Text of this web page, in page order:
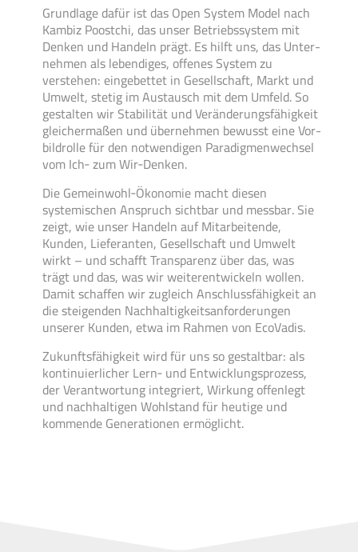
Grund­lage dafür ist das Open System Model nach
Kambiz Poostchi, das unser Betriebs­system mit
Denken und Handeln prägt. Es hilft uns, das Unter­
nehmen als lebendiges, offenes System zu
verstehen: ein­ge­bettet in Gesell­schaft, Markt und
Umwelt, stetig im Austausch mit dem Um­feld. So
gestalten wir Stabilität und Ver­änderungs­fähig­keit
gleicher­maßen und über­nehmen bewusst eine Vor­
bild­rolle für den not­wendigen Paradig­men­wechsel
vom Ich‑ zum Wir‑Denken.
Die Gemein­wohl‑Ökonomie macht diesen
systemischen Anspruch sicht­bar und mess­bar. Sie
zeigt, wie unser Handeln auf Mit­arbeitende,
Kunden, Lieferanten, Gesell­schaft und Umwelt
wirkt – und schafft Transparenz über das, was
trägt und das, was wir weiter­ent­wickeln wollen.
Damit schaffen wir zu­gleich Anschluss­fähig­keit an
die steigenden Nach­haltig­keits­anforderungen
unserer Kunden, etwa im Rahmen von EcoVadis.
Zukunfts­fähig­keit wird für uns so gestalt­bar: als
kontinuier­licher Lern‑ und Entwicklungs­prozess,
der Ver­ant­wortung integriert, Wirkung offen­legt
und nach­haltigen Wohl­stand für heutige und
kommende Generationen er­mög­licht.